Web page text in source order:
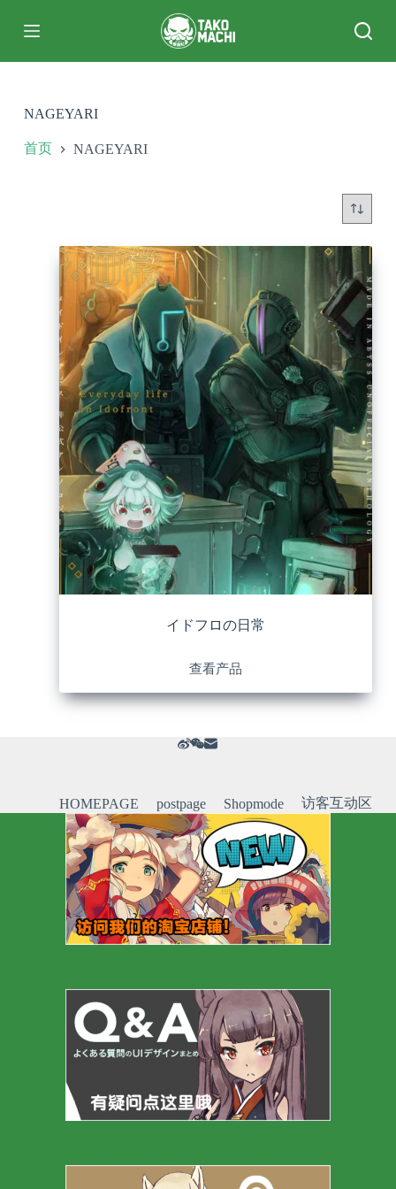
过
NAGEYARI
首页 NAGEYARI
イドフロの日常
查看产品
HOMEPAGE postpage Shopmode 访客互动区